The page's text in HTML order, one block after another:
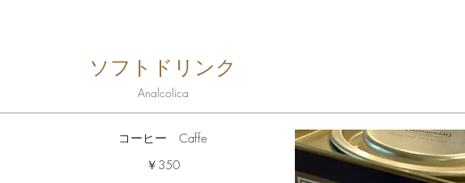
ソフトドリンク
Analcolica
コーヒー Caffe
￥350